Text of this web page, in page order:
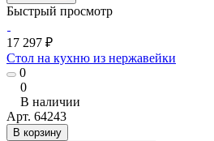
Быстрый просмотр
17 297 ₽
Стол на кухню из нержавейки
0
0
В наличии
Арт. 64243
В корзину